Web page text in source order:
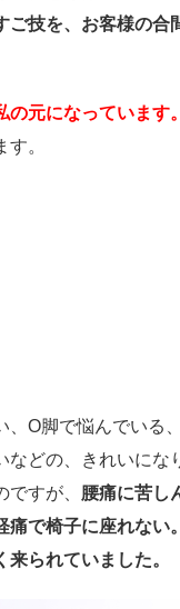
ご技を、お客様の合
元になっています。
。
、O脚で悩んでいる
などの、きれいにな
すが、 腰痛に苦し
痛で椅子に座れない
られていました。